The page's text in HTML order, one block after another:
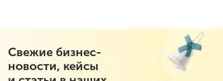
Свежие бизнес-
новости, кейсы